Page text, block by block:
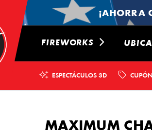
¡AHORRA
FIREWORKS
ESPECTÁCULOS 3D
MAXIMUM